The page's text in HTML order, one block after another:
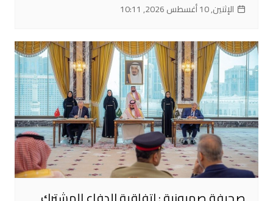
الإثنين, 10 أغسطس 2026, 10:11